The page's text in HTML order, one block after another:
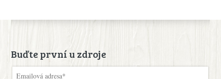
Buďte první u zdroje